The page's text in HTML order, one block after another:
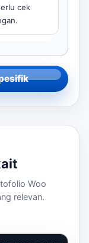
cek
Woo
relevan.